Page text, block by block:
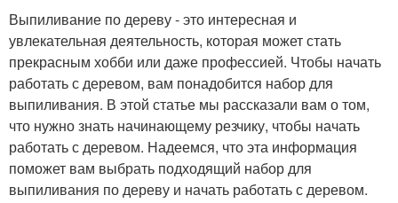
Выпиливание по дереву - это интересная и
увлекательная деятельность, которая может стать
прекрасным хобби или даже профессией. Чтобы начать
работать с деревом, вам понадобится набор для
выпиливания. В этой статье мы рассказали вам о том,
что нужно знать начинающему резчику, чтобы начать
работать с деревом. Надеемся, что эта информация
поможет вам выбрать подходящий набор для
выпиливания по дереву и начать работать с деревом.